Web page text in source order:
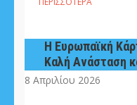
Η Ευρωπαϊκή
Καλή Ανάσταση
8 Απριλίου 2026